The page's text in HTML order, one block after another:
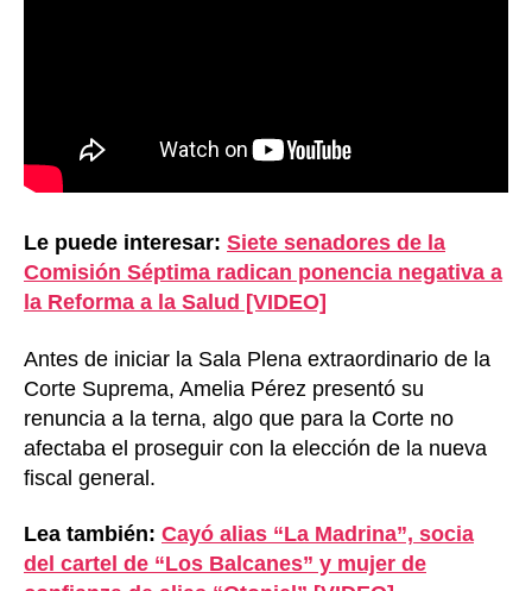
Le puede interesar: Siete senadores de la
Comisión Séptima radican ponencia negativa a
la Reforma a la Salud [VIDEO]
Antes de iniciar la Sala Plena extraordinario de la
Corte Suprema, Amelia Pérez presentó su
renuncia a la terna, algo que para la Corte no
afectaba el proseguir con la elección de la nueva
fiscal general.
Lea también: Cayó alias “La Madrina”, socia
del cartel de “Los Balcanes” y mujer de